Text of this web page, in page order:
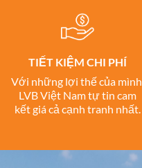
TIẾT KIỆM CHI PHÍ
Với những lợi thế của mình,
LVB Việt Nam tự tin cam
kết giá cả cạnh tranh nhất.